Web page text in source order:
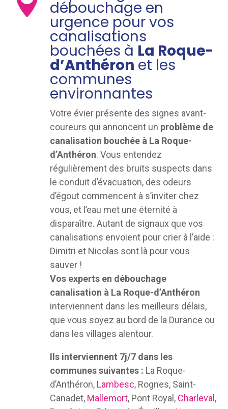
débouchage en
urgence pour vos
canalisations
bouchées à La Roque-
d’Anthéron et les
communes
environnantes
Votre évier présente des signes avant-
coureurs qui annoncent un problème de
canalisation bouchée à La Roque-
d’Anthéron. Vous entendez
régulièrement des bruits suspects dans
le conduit d’évacuation, des odeurs
d’égout commencent à s’inviter chez
vous, et l’eau met une éternité à
disparaître. Autant de signaux que vos
canalisations envoient pour crier à l’aide :
Dimitri et Nicolas sont là pour vous
sauver !
Vos experts en débouchage
canalisation à La Roque-d’Anthéron
interviennent dans les meilleurs délais,
que vous soyez au bord de la Durance ou
dans les villages alentour.
Ils interviennent 7j/7 dans les
communes suivantes : La Roque-
d’Anthéron, Lambesc, Rognes, Saint-
Canadet, Mallemort, Pont Royal, Charleval ,